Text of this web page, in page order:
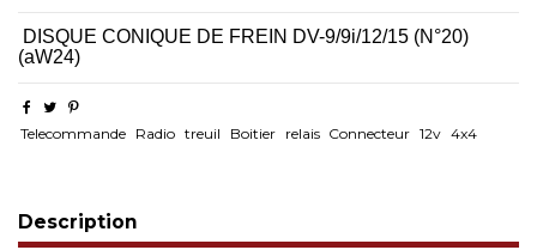
DISQUE CONIQUE DE FREIN DV-9/9i/12/15 (N°20)
(aW24)
Telecommande Radio treuil Boitier relais Connecteur 12v 4x4
Description